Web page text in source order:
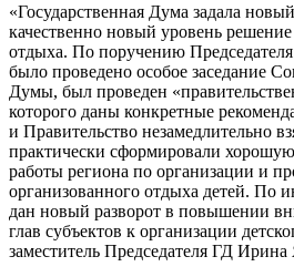
«Государственная Дума задала
качественно новый уровень решение
отдыха. По поручению
было проведено особое заседание
Думы, был проведен
которого даны конкретные
и Правительство незамедлительно
практически сформировали
работы региона по организации и
организованного отдыха детей. По
дан новый разворот в повышении
глав субъектов к организации
заместитель Председателя ГД Ирина